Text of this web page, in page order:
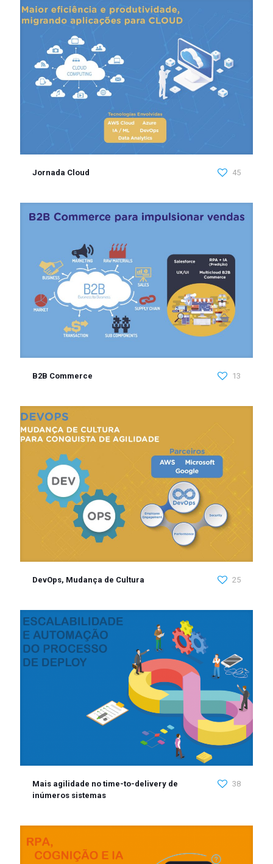
Jornada Cloud 45
B2B Commerce 13
DevOps, Mudança de Cultura 25
Mais agilidade no time-to-delivery de
inúmeros sistemas
38